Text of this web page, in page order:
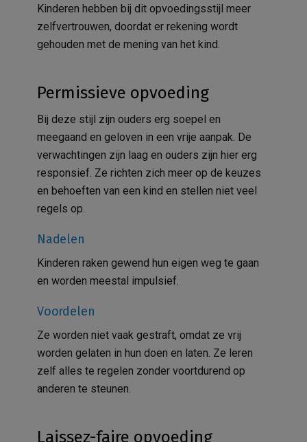
Kinderen hebben bij dit opvoedingsstijl meer
zelfvertrouwen, doordat er rekening wordt
gehouden met de mening van het kind.
Permissieve opvoeding
Bij deze stijl zijn ouders erg soepel en
meegaand en geloven in een vrije aanpak. De
verwachtingen zijn laag en ouders zijn hier erg
responsief. Ze richten zich meer op de keuzes
en behoeften van een kind en stellen niet veel
regels op.
Nadelen
Kinderen raken gewend hun eigen weg te gaan
en worden meestal impulsief.
Voordelen
Ze worden niet vaak gestraft, omdat ze vrij
worden gelaten in hun doen en laten. Ze leren
zelf alles te regelen zonder voortdurend op
anderen te steunen.
Laissez-faire opvoeding